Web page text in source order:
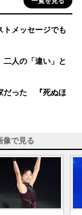
メッセージでも
人の「違い」と
だった 『死ぬほ
像で見る